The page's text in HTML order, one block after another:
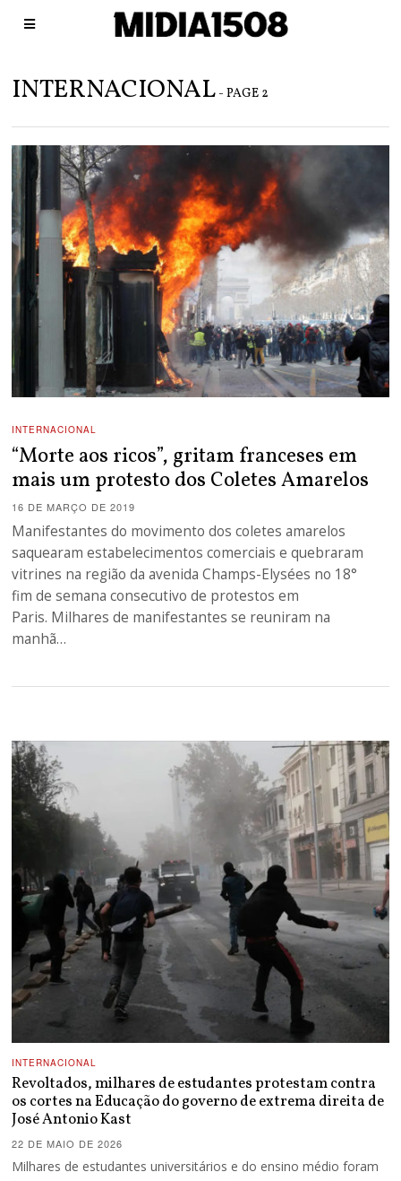
INTERNACIONAL - PAGE 2
INTERNACIONAL
“Morte aos ricos”, gritam franceses em
mais um protesto dos Coletes Amarelos
16 DE MARÇO DE 2019
Manifestantes do movimento dos coletes amarelos
saquearam estabelecimentos comerciais e quebraram
vitrines na região da avenida Champs-Elysées no 18°
fim de semana consecutivo de protestos em
Paris. Milhares de manifestantes se reuniram na
manhã…
INTERNACIONAL
Revoltados, milhares de estudantes protestam contra
os cortes na Educação do governo de extrema direita de
José Antonio Kast
22 DE MAIO DE 2026
Milhares de estudantes universitários e do ensino médio foram